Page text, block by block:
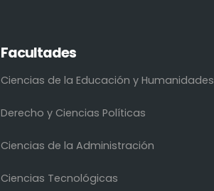
Facultades
Ciencias de la Educación y Humanidades
Derecho y Ciencias Políticas
Ciencias de la Administración
Ciencias Tecnológicas